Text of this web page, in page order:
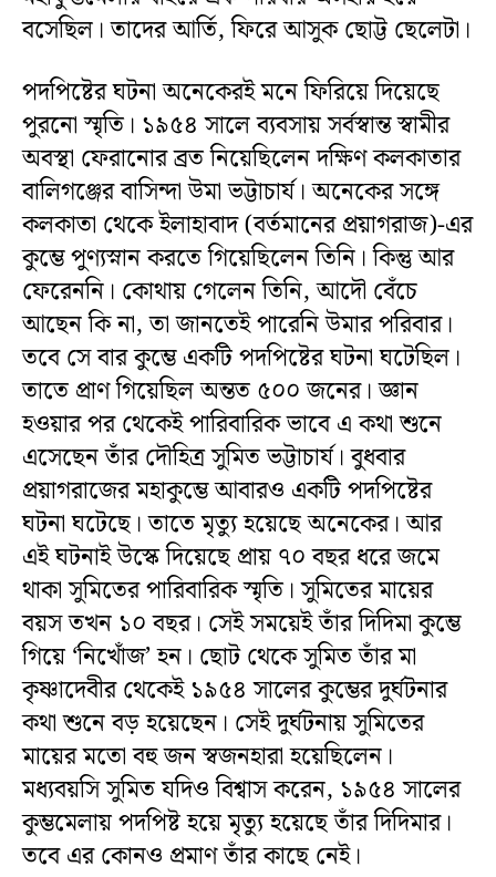
বসেছিল। তাদের আর্তি, ফিরে আসুক ছোট্ট ছেলেটা।
পদপিষ্টের ঘটনা অনেকেরই মনে ফিরিয়ে দিয়েছে
পুরনো স্মৃতি। ১৯৫৪ সালে ব্যবসায় সর্বস্বান্ত স্বামীর
অবস্থা ফেরানোর ব্রত নিয়েছিলেন দক্ষিণ কলকাতার
বালিগঞ্জের বাসিন্দা উমা ভট্টাচার্য। অনেকের সঙ্গে
কলকাতা থেকে ইলাহাবাদ (বর্তমানের প্রয়াগরাজ)-এর
কুম্ভে পুণ্যস্নান করতে গিয়েছিলেন তিনি। কিন্তু আর
ফেরেননি। কোথায় গেলেন তিনি, আদৌ বেঁচে
আছেন কি না, তা জানতেই পারেনি উমার পরিবার।
তবে সে বার কুম্ভে একটি পদপিষ্টের ঘটনা ঘটেছিল।
তাতে প্রাণ গিয়েছিল অন্তত ৫০০ জনের। জ্ঞান
হওয়ার পর থেকেই পারিবারিক ভাবে এ কথা শুনে
এসেছেন তাঁর দৌহিত্র সুমিত ভট্টাচার্য। বুধবার
প্রয়াগরাজের মহাকুম্ভে আবারও একটি পদপিষ্টের
ঘটনা ঘটেছে। তাতে মৃত্যু হয়েছে অনেকের। আর
এই ঘটনাই উস্কে দিয়েছে প্রায় ৭০ বছর ধরে জমে
থাকা সুমিতের পারিবারিক স্মৃতি। সুমিতের মায়ের
বয়স তখন ১০ বছর। সেই সময়েই তাঁর দিদিমা কুম্ভে
গিয়ে ‘নিখোঁজ’ হন। ছোট থেকে সুমিত তাঁর মা
কৃষ্ণাদেবীর থেকেই ১৯৫৪ সালের কুম্ভের দুর্ঘটনার
কথা শুনে বড় হয়েছেন। সেই দুর্ঘটনায় সুমিতের
মায়ের মতো বহু জন স্বজনহারা হয়েছিলেন।
মধ্যবয়সি সুমিত যদিও বিশ্বাস করেন, ১৯৫৪ সালের
কুম্ভমেলায় পদপিষ্ট হয়ে মৃত্যু হয়েছে তাঁর দিদিমার।
তবে এর কোনও প্রমাণ তাঁর কাছে নেই।